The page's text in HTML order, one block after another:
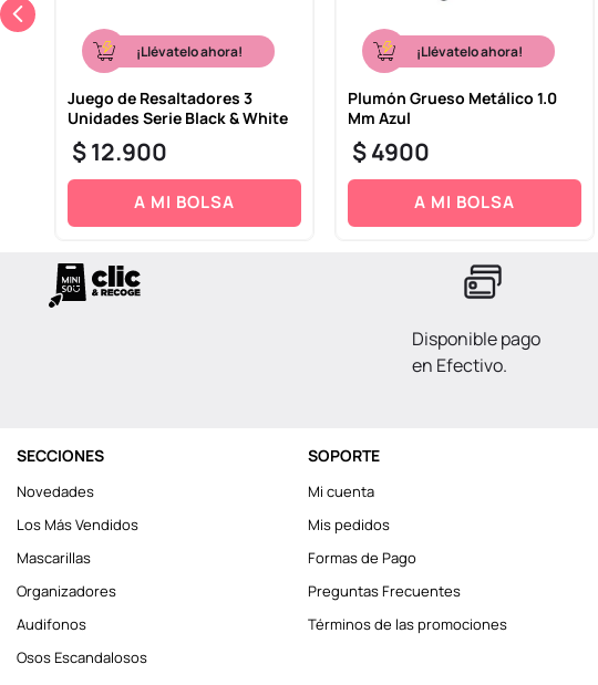
¡Llévatelo ahora!
Juego de Resaltadores 3
Unidades Serie Black & White
$12.900
A MI BOLSA
¡Llévatelo ahora!
Plumón Grueso Metálico 1.0
Mm Azul
$4900
A MI BOLSA
Disponible pago
en Efectivo.
SECCIONES
Novedades
Los Más Vendidos
Mascarillas
Organizadores
Audifonos
Osos Escandalosos
SOPORTE
Mi cuenta
Mis pedidos
Formas de Pago
Preguntas Frecuentes
Términos de las promociones